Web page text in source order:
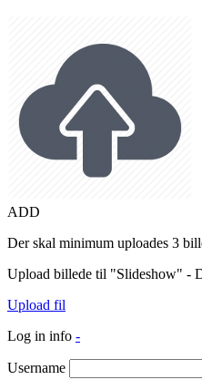
ADD
Der skal minimum uploades 3
Upload billede til "Slideshow" -
Upload fil
Log in info -
Username